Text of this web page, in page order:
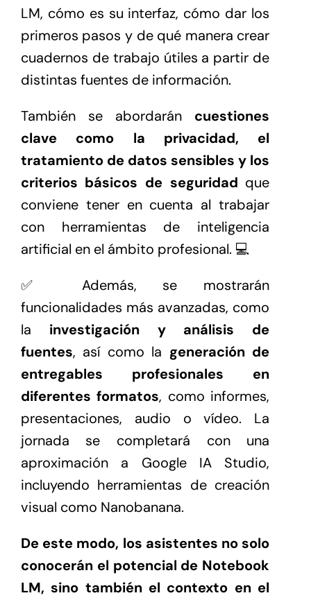
LM, cómo es su interfaz, cómo dar los
primeros pasos y de qué manera crear
cuadernos de trabajo útiles a partir de
distintas fuentes de información.
También se abordarán cuestiones
clave como la privacidad, el
tratamiento de datos sensibles y los
criterios básicos de seguridad que
conviene tener en cuenta al trabajar
con herramientas de inteligencia
artificial en el ámbito profesional. 💻
✅ Además, se mostrarán
funcionalidades más avanzadas, como
la investigación y análisis de
fuentes, así como la generación de
entregables profesionales en
diferentes formatos, como informes,
presentaciones, audio o vídeo. La
jornada se completará con una
aproximación a Google IA Studio,
incluyendo herramientas de creación
visual como Nanobanana.
De este modo, los asistentes no solo
conocerán el potencial de Notebook
LM, sino también el contexto en el